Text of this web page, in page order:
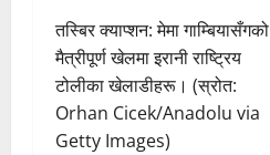
तस्बिर क्याप्शन: मेमा गाम्बियासँगको
मैत्रीपूर्ण खेलमा इरानी राष्ट्रिय
टोलीका खेलाडीहरू। (स्रोत:
Orhan Cicek/Anadolu via
Getty Images)